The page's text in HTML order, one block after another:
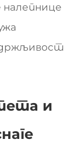
налепнице
и